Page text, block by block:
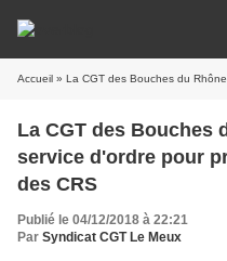
Accueil » La CGT des Bouches du Rhôneenvoie
La CGT des Bouches
service d'ordre pour
des CRS
Publié le 04/12/2018 à 22:21
Par Syndicat CGT Le Meux